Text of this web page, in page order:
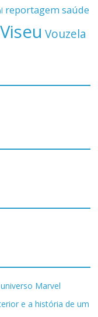
reportagemsaúde
Viseu Vouzela
Marvel
e a história de um